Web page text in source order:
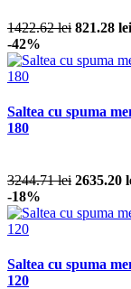
1422.62 lei 821.28 lei
-42%
Saltea cu spuma
180
3244.71 lei 2635.20
-18%
Saltea cu spuma
120